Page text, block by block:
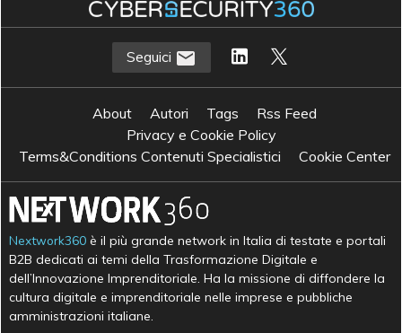
Seguici
About Autori Tags
Rss Feed
Privacy e Cookie Policy
Terms&Conditions Contenuti Specialistici
Cookie Center
Nextwork360 è il più grande network in Italia di testate e portali
B2B dedicati ai temi della Trasformazione Digitale e
dell’Innovazione Imprenditoriale. Ha la missione di diffondere la
cultura digitale e imprenditoriale nelle imprese e pubbliche
amministrazioni italiane.